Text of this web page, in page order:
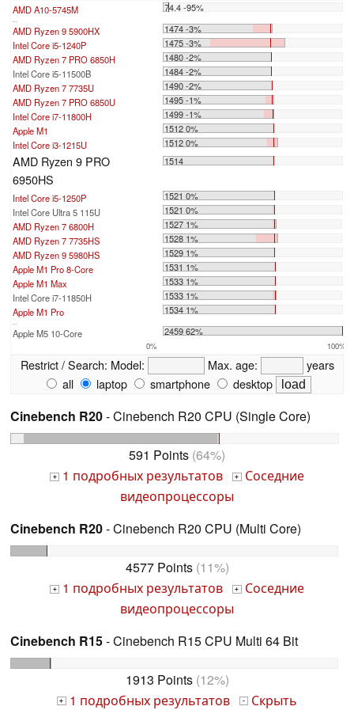
AMD A10-5745M 74.4 -95%
...
AMD Ryzen 9 5900HX
1474 -3%
Intel Core i5-1240P
1475 -3%
AMD Ryzen 7 PRO 6850H
1480 -2%
Intel Core i5-11500B
1484 -2%
AMD Ryzen 7 7735U
1490 -2%
AMD Ryzen 7 PRO 6850U
1495 -1%
Intel Core i7-11800H
1499 -1%
Apple M1
1512 0%
Intel Core i3-1215U
1512 0%
AMD Ryzen 9 PRO
6950HS
1514
Intel Core i5-1250P
1521 0%
Intel Core Ultra 5 115U
1521 0%
AMD Ryzen 7 6800H
1527 1%
AMD Ryzen 7 7735HS
1528 1%
AMD Ryzen 9 5980HS
1529 1%
Apple M1 Pro 8-Core
1531 1%
Apple M1 Max
1533 1%
Intel Core i7-11850H
1533 1%
Apple M1 Pro
1534 1%
...
Apple M5 10-Core 2459 62%
0% 100%
Restrict / Search: Model: Max. age:
years
all
laptop smartphone desktop
Cinebench R20- Cinebench R20 CPU (Single Core)
591 Points (64%)
+ 1 подробных результатов + Соседние
видеопроцессоры
Cinebench R20- Cinebench R20 CPU (Multi Core)
4577 Points(11%)
+ 1 подробных результатов + Соседние
видеопроцессоры
Cinebench R15- Cinebench R15 CPU Multi 64 Bit
1913 Points(12%)
+ 1 подробных результатов - Скрыть